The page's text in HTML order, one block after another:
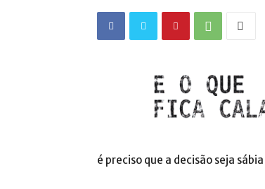
é preciso que a decisão seja